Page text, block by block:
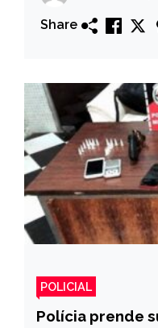
Share
POLICIAL
Polícia prende